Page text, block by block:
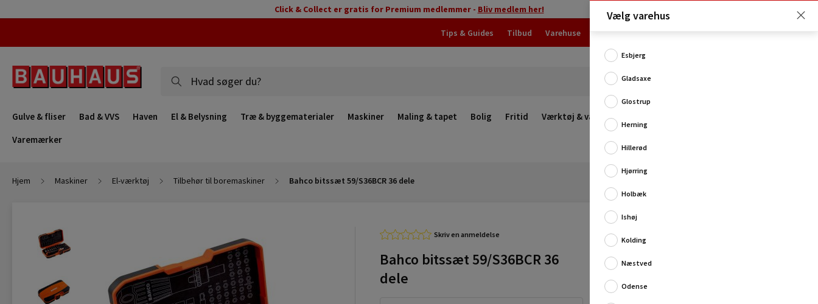
Click & Collect er gratis for Premium medlemmer - Bliv medlem her!
Tips & Guides Tilbud Varehuse
Gulve & fliser Bad & VVS Haven El & Belysning Træ & byggematerialer Maskiner Maling & tapet Bolig Fritid Værktøj & værksted
Varemærker
Hjem Maskiner El-værktøj Tilbehør til boremaskiner Bahco bitssæt 59/S36BCR 36 dele
Skriv en anmeldelse
Bahco bitssæt 59/S36BCR 36
dele
dele, som leveres i smart og praktisk plastboks i
Vælg varehus
Esbjerg
Gladsaxe
Glostrup
Herning
Hillerød
Hjørring
Holbæk
Ishøj
Kolding
Næstved
Odense